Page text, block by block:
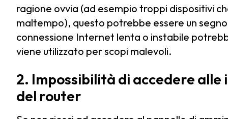
ragione ovvia (ad esempio troppi dispositivi
maltempo), questo potrebbe essere un
connessione Internet lenta o instabile
viene utilizzato per scopi malevoli.
2. Impossibilità di accedere
del router